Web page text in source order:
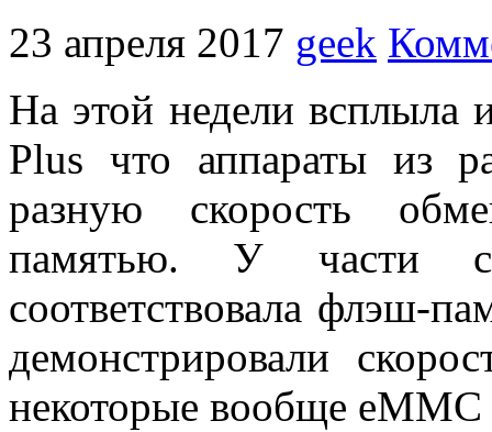
23 апреля 2017 geek
На этой недели
Plus что аппараты из
разную скорость
памятью. У части
соответствовала флэш-
демонстрировали
некоторые вообще eMMC